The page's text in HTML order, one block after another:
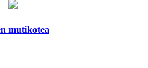
mutikotea